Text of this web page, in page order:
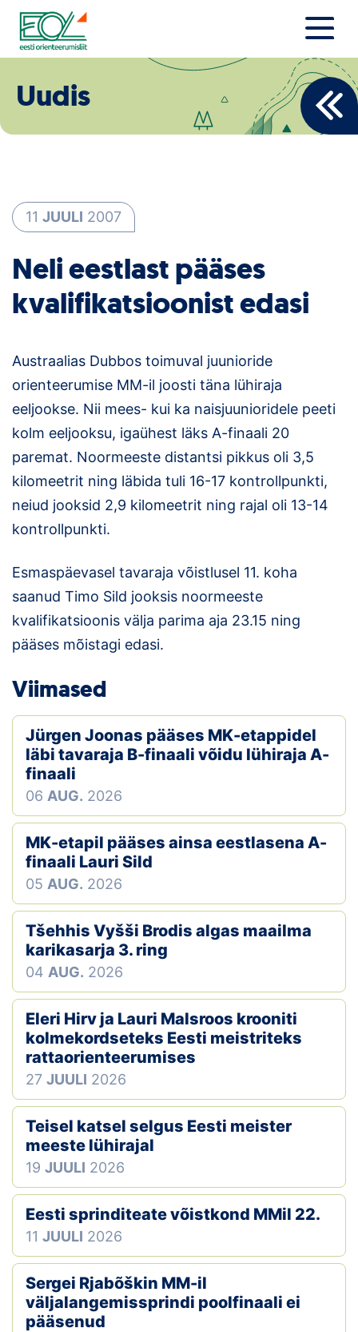
Liigu
sisu
juurde
Estonian Orienteering Federation
Loha
Kontakt
EOL
Galerii
Kaardid
Koondised
Tule klubisse!
Klubid
Suletud maastikud
Püsirajad
Ajalugu
Koolitused
Uudis
11 JUULI 2007
Neli eestlast pääses
kvalifikatsioonist edasi
Austraalias Dubbos toimuval juunioride
orienteerumise MM-il joosti täna lühiraja
eeljookse. Nii mees- kui ka naisjuunioridele peeti
kolm eeljooksu, igaühest läks A-finaali 20
paremat. Noormeeste distantsi pikkus oli 3,5
kilomeetrit ning läbida tuli 16-17 kontrollpunkti,
neiud jooksid 2,9 kilomeetrit ning rajal oli 13-14
kontrollpunkti.
Esmaspäevasel tavaraja võistlusel 11. koha
saanud Timo Sild jooksis noormeeste
kvalifikatsioonis välja parima aja 23.15 ning
pääses mõistagi edasi.
Viimased
Jürgen Joonas pääses MK-etappidel
läbi tavaraja B-finaali võidu lühiraja A-
finaali
06 AUG. 2026
MK-etapil pääses ainsa eestlasena A-
finaali Lauri Sild
05 AUG. 2026
Tšehhis Vyšši Brodis algas maailma
karikasarja 3. ring
04 AUG. 2026
Eleri Hirv ja Lauri Malsroos krooniti
kolmekordseteks Eesti meistriteks
rattaorienteerumises
27 JUULI 2026
Teisel katsel selgus Eesti meister
meeste lühirajal
19 JUULI 2026
Eesti sprinditeate võistkond MMil 22.
11 JUULI 2026
Sergei Rjabõškin MM-il
väljalangemissprindi poolfinaali ei
pääsenud